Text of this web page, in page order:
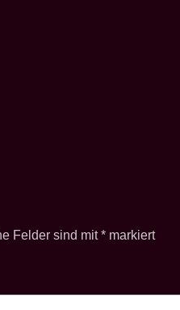
Felder sind mit* markiert